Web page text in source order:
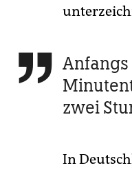

zwei
In